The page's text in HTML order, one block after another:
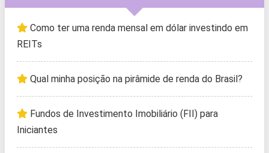
Como ter uma renda mensal em dólar investindo em
REITs
Qual minha posição na pirâmide de renda do Brasil?
Fundos de Investimento Imobiliário (FII) para
Iniciantes